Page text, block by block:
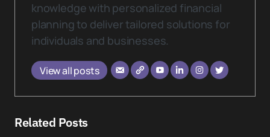
knowledge with personalized financial
planning to deliver tailored solutions for
individuals and businesses.
View all posts
Related Posts